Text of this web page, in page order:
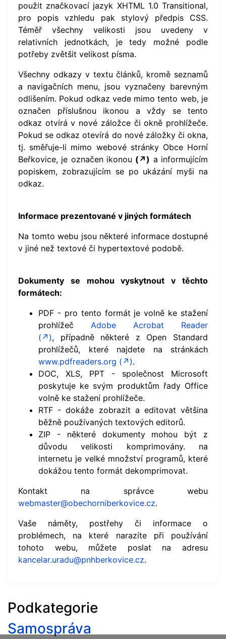
použit značkovací jazyk XHTML 1.0 Transitional,
pro popis vzhledu pak stylový předpis CSS.
Téměř všechny velikosti jsou uvedeny v
relativních jednotkách, je tedy možné podle
potřeby zvětšit velikost písma.
Všechny odkazy v textu článků, kromě seznamů
a navigačních menu, jsou vyznačeny barevným
odlišením. Pokud odkaz vede mimo tento web, je
označen příslušnou ikonou a vždy se tento
odkaz otvírá v nové záložce či okně prohlížeče.
Pokud se odkaz otevírá do nové záložky či okna,
tj. směřuje-li mimo webové stránky Obce Horní
Beřkovice, je označen ikonou (↗) a informujícím
popiskem, zobrazujícím se po ukázání myši na
odkaz.
Informace prezentované v jiných formátech
Na tomto webu jsou některé informace dostupné
v jiné než textové či hypertextové podobě.
Dokumenty se mohou vyskytnout v těchto
formátech:
PDF - pro tento formát je volně ke stažení
prohlížeč Adobe Acrobat Reader
(↗), případně některé z Open Standard
prohlížečů, které najdete na stránkách
www.pdfreaders.org (↗).
DOC, XLS, PPT - společnost Microsoft
poskytuje ke svým produktům řady Office
volně ke stažení prohlížeče.
RTF - dokáže zobrazit a editovat většina
běžně používaných textových editorů.
ZIP - některé dokumenty mohou být z
důvodu velikosti komprimovány. na
internetu je velké množství programů, které
dokážou tento formát dekomprimovat.
Kontakt na správce webu
webmaster@obechorniberkovice.cz.
Vaše náměty, postřehy či informace o
problémech, na které narazíte při používání
tohoto webu, můžete poslat na adresu
kancelar.uradu@pnhberkovice.cz.
Podkategorie
Samospráva